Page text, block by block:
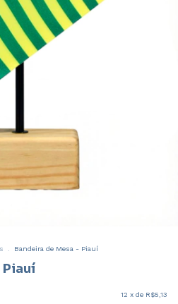
. Bandeira de Mesa - Piauí
12 x de R$5,13